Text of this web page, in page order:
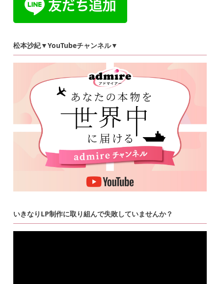
松本沙紀▼YouTubeチャンネル▼
いきなりLP制作に取り組んで失敗していませんか？
動